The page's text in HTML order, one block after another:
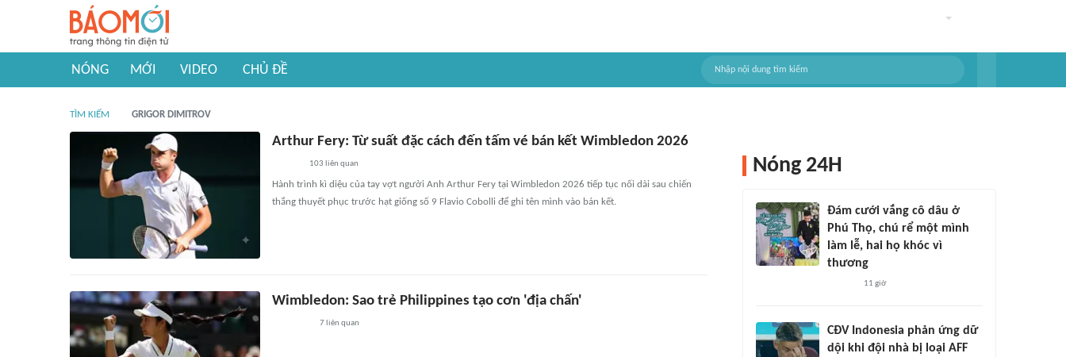
NÓNG MỚI VIDEO CHỦ ĐỀ
TÌM KIẾM GRIGOR DIMITROV
Arthur Fery: Từ suất đặc cách đến tấm vé bán kết Wimbledon 2026
103 liên quan
Hành trình kì diệu của tay vợt người Anh Arthur Fery tại Wimbledon 2026 tiếp tục nối dài sau chiến
thắng thuyết phục trước hạt giống số 9 Flavio Cobolli để ghi tên mình vào bán kết.
Wimbledon: Sao trẻ Philippines tạo cơn 'địa chấn'
7 liên quan
Nóng 24H
Đám cưới vắng cô dâu ở
Phú Thọ, chú rể một mình
làm lễ, hai họ khóc vì
thương
11 giờ
CĐV Indonesia phản ứng dữ
dội khi đội nhà bị loại AFF